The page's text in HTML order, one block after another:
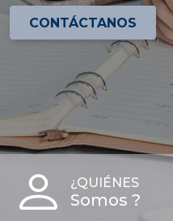
CONTÁCTANOS
¿QUIÉNES
Somos ?